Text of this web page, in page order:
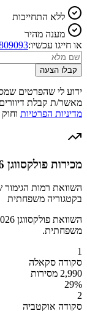
ללא התחייבות
מענה מהיר
או חייגו עכשיו:
קבלו הצעה
ידוע לי שהפרטים
מאשר/ת קבלת
מדיניות הפרטיות
מכירות פולקסווגן ID.3 2026 והשוואה למתחרים
בקטגוריה משפחתית
משפחתית.
1
סקודה סקאלה
2,990 מסירות
29%
2
סקודה אוקטביה